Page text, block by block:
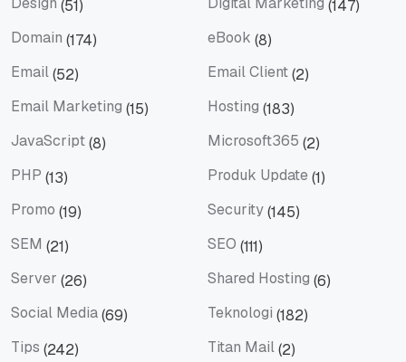
(51)
(147)
Domain (174) eBook (8)
Email(52) Email Client(2)
Email Marketing (15) Hosting (183)
JavaScript(8) Microsoft365 (2)
PHP (13) Produk Update (1)
Promo (19) Security(145)
SEM (21) SEO (111)
Server (26) Shared Hosting (6)
Social Media(69) Teknologi (182)
Tips (242) Titan Mail(2)